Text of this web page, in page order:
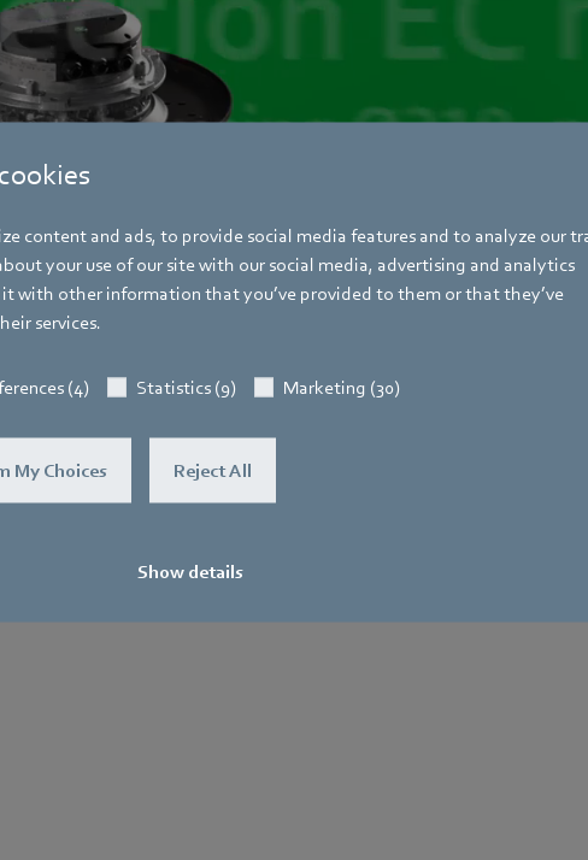
content and ads, to provide social media features and to analyze our
your use of our site with our social media, advertising and analytics
with other information that you’ve provided to them or that they’ve
services.
(4) Statistics (9) Marketing (30)
My Choices Reject All
Show details